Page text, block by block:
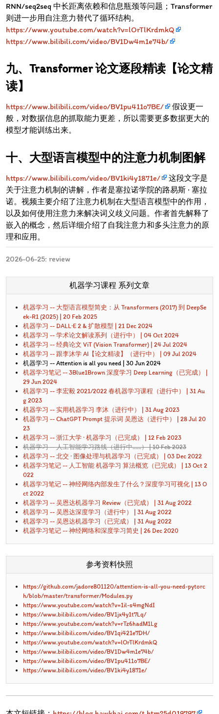
RNN/seq2seq 中长距离依赖和信息瓶颈等问题；Transformer
则进一步用自注意力替代了循环结构。
https://www.youtube.com/watch?v=lOrTlKrdmkQ
https://www.bilibili.com/video/BV1Dw4m1e74b/
Transformer 论文逐段精读【论文精
读】
https://www.bilibili.com/video/BV1pu411o7BE/
假设更一
般，对数据信息的抓取能力更差，所以需要更多数据更大的
模型才能训练出来。
大型语言模型中的注意力机制图解
https://www.bilibili.com/video/BV1ki4y1871e/
这段文字是
关于注意力机制的讲解，作者是塞拉诺学院的路易斯 · 塞拉
诺。视频主要介绍了注意力机制在大型语言模型中的作用，
以及如何使用注意力来解决词义歧义问题。作者首先解释了
嵌入的概念，然后详细介绍了自我注意力和多头注意力的原
理和应用。
2026-06-25: review
机器学习课程 系列文章
机器学习 -- 大型语言模型简史：从 Transformers (2017) 到 DeepSe
ek-R1 (2025) | 20 Feb 2025
机器学习 -- DALL·E 2 & 扩散模型 | 21 Dec 2024
机器学习 -- 学术论文解读系列（进行中） | 04 Oct 2024
机器学习 -- 经典论文 ViT (Vision Transformer) | 24 Jul 2024
机器学习 -- 跟李沐学 AI【论文精读】（进行中） | 09 Jul 2024
机器学习 -- Attention is all you need | 30 Jun 2024
机器学习笔记 -- 3Blue1Brown 深度学习 Deep Learning（已完成） |
29 Jun 2024
机器学习 -- 李宏毅 2021/2022 春机器学习课程（进行中） | 31 Au
g 2023
机器学习 -- 实用机器学习 李沐（进行中） | 31 Aug 2023
机器学习 -- ChatGPT Prompt 提示词 吴恩达（进行中） | 28 Jul 20
23
机器学习 -- 浙江大学 · 机器学习（已完成） | 12 Feb 2023
机器学习 -- 人工智能学习路线（进行中……） | 10 Feb 2023
机器学习 -- 北交 · 图像处理与机器学习（已完成） | 03 Dec 2022
机器学习笔记 -- 人工智能 机器学习 算法概览（已完成） | 13 Oct 2
022
机器学习笔记 -- 神经网络内部发生了什么？深度学习可视化 | 13 O
ct 2022
机器学习 -- 吴恩达机器学习 Review（已完成） | 31 Aug 2022
机器学习 -- 吴恩达深度学习（进行中） | 31 Aug 2022
机器学习 -- 吴恩达机器学习（已完成） | 31 Aug 2022
机器学习笔记 -- 神经网络和深度学习简史 | 26 Dec 2020
参考资料快照
https://github.com/jadore801120/attention-is-all-you-need-pytorc
h/blob/master/transformer/Modules.py
https://www.youtube.com/watch?v=1il-s4mgNdI
https://www.bilibili.com/video/BV1jx4y1t7Lq/
https://www.youtube.com/watch?v=rTz6hadM1Lg
https://www.bilibili.com/video/BV1qi421e7DH/
https://www.youtube.com/watch?v=lOrTlKrdmkQ
https://www.bilibili.com/video/BV1Dw4m1e74b/
https://www.bilibili.com/video/BV1pu411o7BE/
https://www.bilibili.com/video/BV1ki4y1871e/